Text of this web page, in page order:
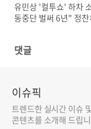
유민상 '컬투쇼' 하차
동중단 벌써 6년" 정찬
댓글
이슈픽
트렌드한 실시간 이슈
콘텐츠를 소개해 드립